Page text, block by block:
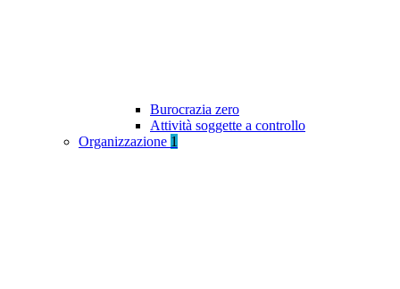
Burocrazia zero
Attività soggette a controllo
Organizzazione 1